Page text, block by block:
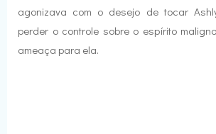
agonizava com o desejo de tocar
perder o controle sobre o espírito
ameaça para ela.